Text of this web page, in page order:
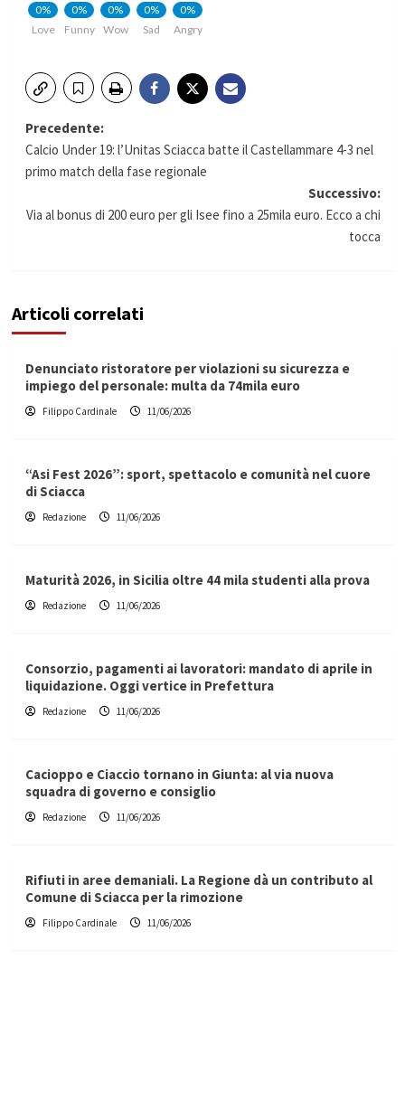
0%
Love
0%
Funny
0%
Wow
0%
Sad
0%
Angry
Navigazione
articolo
Precedente:
Calcio Under 19: l’Unitas Sciacca batte il Castellammare 4-3 nel
primo match della fase regionale
Successivo:
Via al bonus di 200 euro per gli Isee fino a 25mila euro. Ecco a chi
tocca
Articoli correlati
Denunciato ristoratore per violazioni su sicurezza e
impiego del personale: multa da 74mila euro
Filippo Cardinale 11/06/2026
“Asi Fest 2026”: sport, spettacolo e comunità nel cuore
di Sciacca
Redazione 11/06/2026
Maturità 2026, in Sicilia oltre 44 mila studenti alla prova
Redazione 11/06/2026
Consorzio, pagamenti ai lavoratori: mandato di aprile in
liquidazione. Oggi vertice in Prefettura
Redazione 11/06/2026
Cacioppo e Ciaccio tornano in Giunta: al via nuova
squadra di governo e consiglio
Redazione 11/06/2026
Rifiuti in aree demaniali. La Regione dà un contributo al
Comune di Sciacca per la rimozione
Filippo Cardinale 11/06/2026